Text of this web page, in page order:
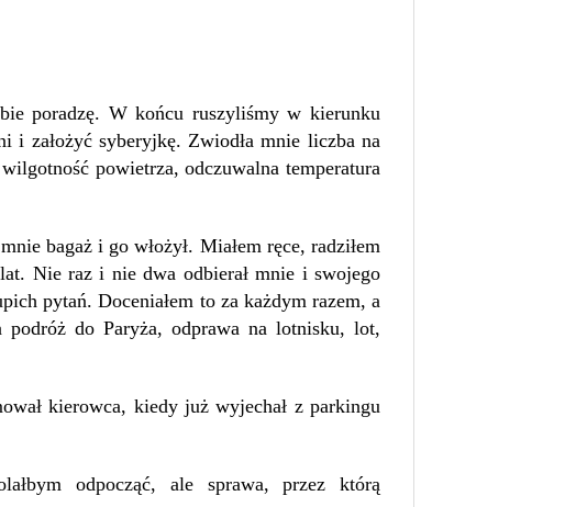
poradzę. W końcu ruszyliśmy w kierunku
i założyć syberyjkę.Zwiodła mnie liczba na
powietrza, odczuwalna temperatura
bagaż i go włożył. Miałem ręce, radziłem
Nie raz i nie dwa odbierał mnie i swojego
pytań. Doceniałem to za każdym razem, a
podróż do Paryża, odprawa na lotnisku, lot,
kierowca, kiedy już wyjechał z parkingu
odpocząć, ale sprawa, przez którą